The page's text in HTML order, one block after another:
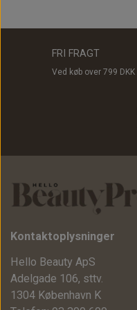
FRI FRAGT
Ved køb over 799 DKK
Kontaktoplysninger
Hello Beauty ApS
Adelgade 106, sttv.
1304 København K